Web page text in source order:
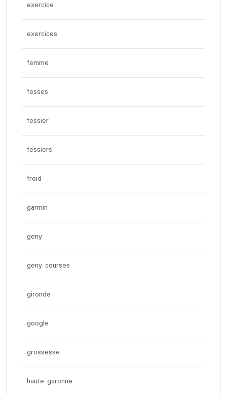
exercice
exercices
femme
fesses
fessier
fessiers
froid
garmin
geny
geny courses
gironde
google
grossesse
haute garonne